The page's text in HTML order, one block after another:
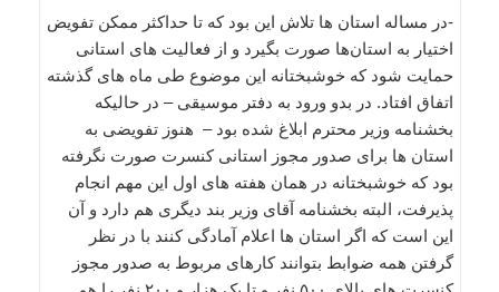
-در مساله استان ها تلاش این بود که تا حداکثر ممکن تفویض
اختیار به استان‌ها صورت بگیرد و از فعالیت های استانی
حمایت شود که خوشبختانه این موضوع طی ماه های گذشته
اتفاق افتاد. در بدو ورود به دفتر موسیقی – در حالیکه
بخشنامه وزیر محترم ابلاغ شده بود – هنوز تفویضی به
استان ها برای صدور مجوز استانی کنسرت صورت نگرفته
بود که خوشبختانه در همان هفته های اول این مهم انجام
پذیرفت، البته بخشنامه آقای وزیر بند دیگری هم دارد و آن
این است که اگر استان ها اعلام آمادگی کنند با در نظر
گرفتن همه ضوابط بتوانند کارهای مربوط به صدور مجوز